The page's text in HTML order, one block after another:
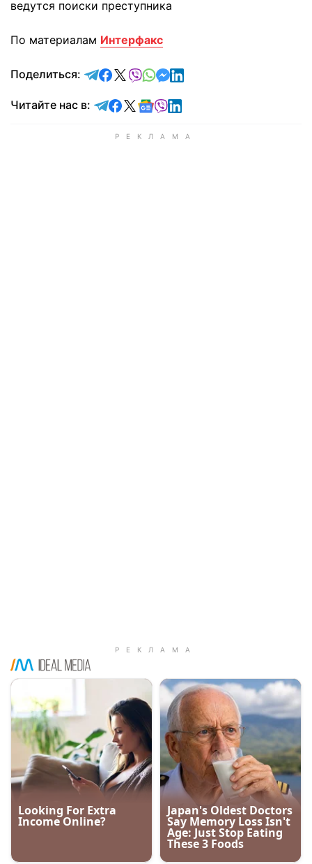
ведутся поиски преступника
По материалам Интерфакс
Поделиться: отправить в Telegram
поделиться в Facebook
поделиться в X
отправить в Viber
отправить в Whatsapp
отправить в Messenger
отправить в LinkedIn
Читайте нас в: Читайте в Telegram
Читайте в Facebook
Читайте в X
Читайте в Google news
Читайте в Viber
Читайте в LinkedIn